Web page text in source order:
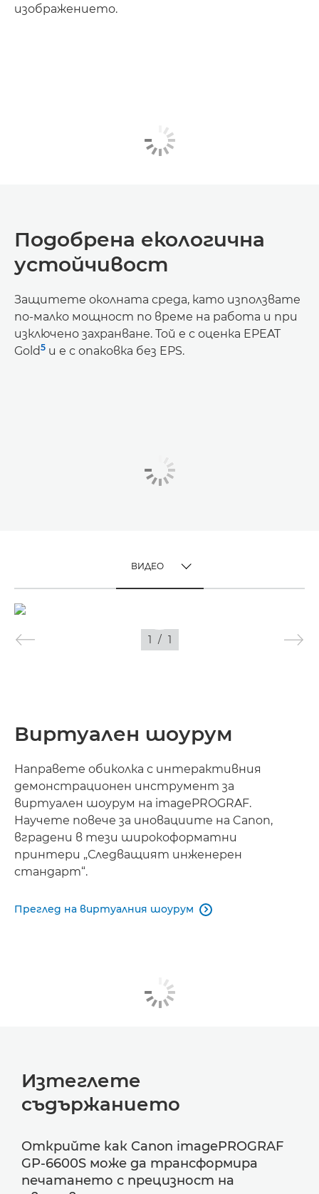
изображението.
Подобрена екологична
устойчивост
Защитете околната среда, като използвате
по-малко мощност по време на работа и при
изключено захранване. Той е с оценка EPEAT
Gold5 и е с опаковка без EPS.
ВИДЕО
ИЗОБРАЖЕНИЯ
1 / 1
Виртуален шоурум
Направете обиколка с интерактивния
демонстрационен инструмент за
виртуален шоурум на imagePROGRAF.
Научете повече за иновациите на Canon,
вградени в тези широкоформатни
принтери „Следващият инженерен
стандарт“.
Преглед на виртуалния шоурум 
Изтеглете
съдържанието
Открийте как Canon imagePROGRAF
GP-6600S може да трансформира
печатането с прецизност на